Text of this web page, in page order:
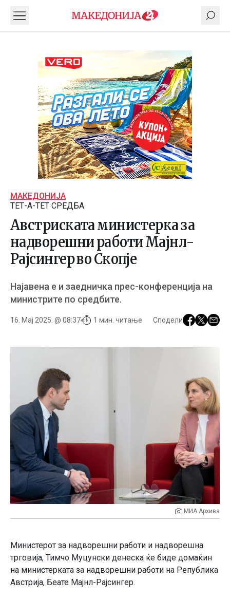
МАКЕДОНИЈА
ТЕТ-А-ТЕТ СРЕДБА
Австриската министерка за
надворешни работи Мајнл-
Рајсингер во Скопје
Најавена е и заедничка прес-конференција на
министрите по средбите.
16. Мај 2025. @ 08:37 1 мин. читање Сподели
МИА Архива
Министерот за надворешни работи и надворешна
трговија, Тимчо Муцунски денеска ќе биде домаќин
на министерката за надворешни работи на Република
Австрија, Беате Мајнл-Рајсингер.